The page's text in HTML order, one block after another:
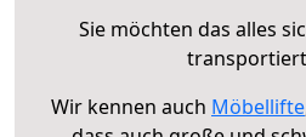
Sie möchten das alles
Wir kennen auch Möbellifte